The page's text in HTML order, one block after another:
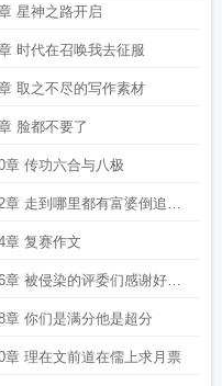
艺术家无弹窗Z世代艺术家在线阅
Z世代艺术家笔趣阁最新章节TXT
家ngaZ世代艺术家无弹窗最新章
术家免费全文阅读5200
有女主z世代艺术家新笔趣阁
笔趣阁最新z世代艺术家无删减版
免费 Z世代艺术家无弹窗手机版
代艺术家全文免费阅读世界著名当
Z世代艺术家笔趣阁无弹窗
家最新章节Z世代艺术家起酥面
星神之路开启
时代在召唤我去征服
取之不尽的写作素材
脸都不要了
章 传功六合与八极
章 走到哪里都有富婆倒追的
年
章 复赛作文
章 被侵染的评委们感谢好朋
阿
章 你们是满分他是超分
章 理在文前道在儒上求月票